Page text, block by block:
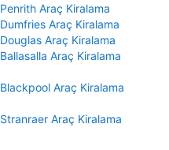
Penrith Araç Kiralama
Dumfries Araç Kiralama
Douglas Araç Kiralama
Ballasalla Araç Kiralama
Blackpool Araç Kiralama
Stranraer Araç Kiralama